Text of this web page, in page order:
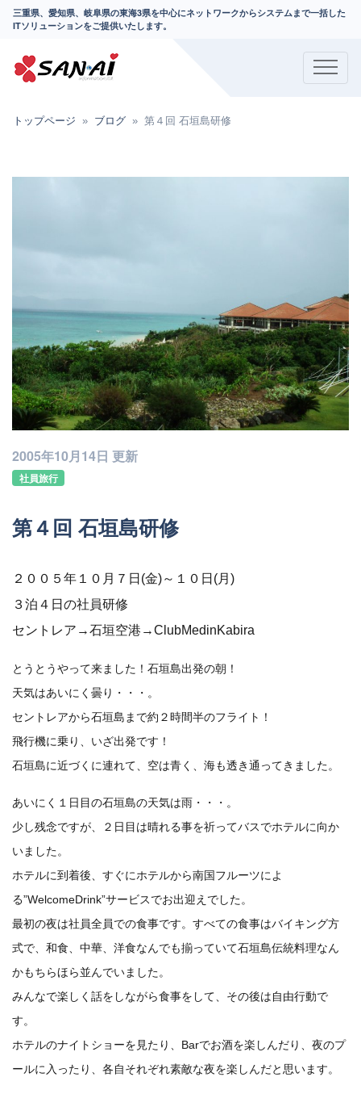
三重県、愛知県、岐阜県の東海3県を中心にネットワークからシステムまで一括した
ITソリューションをご提供いたします。
トップページ ブログ 第４回 石垣島研修
2005年10月14日 更新
社員旅行
第４回 石垣島研修
２００５年１０月７日(金)～１０日(月)
３泊４日の社員研修
セントレア→石垣空港→ClubMedinKabira
とうとうやって来ました！石垣島出発の朝！
天気はあいにく曇り・・・。
セントレアから石垣島まで約２時間半のフライト！
飛行機に乗り、いざ出発です！
石垣島に近づくに連れて、空は青く、海も透き通ってきました。
あいにく１日目の石垣島の天気は雨・・・。
少し残念ですが、２日目は晴れる事を祈ってバスでホテルに向か
いました。
ホテルに到着後、すぐにホテルから南国フルーツによ
る”WelcomeDrink”サービスでお出迎えでした。
最初の夜は社員全員での食事です。すべての食事はバイキング方
式で、和食、中華、洋食なんでも揃っていて石垣島伝統料理なん
かもちらほら並んでいました。
みんなで楽しく話をしながら食事をして、その後は自由行動で
す。
ホテルのナイトショーを見たり、Barでお酒を楽しんだり、夜のプ
ールに入ったり、各自それぞれ素敵な夜を楽しんだと思います。